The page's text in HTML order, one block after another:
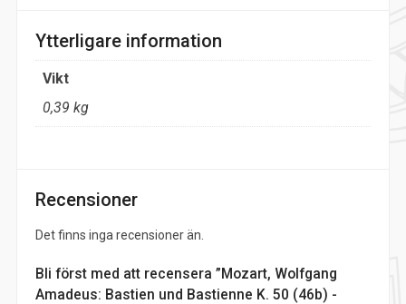
Ytterligare information
Vikt
0,39 kg
Recensioner
Det finns inga recensioner än.
Bli först med att recensera ”Mozart, Wolfgang
Amadeus: Bastien und Bastienne K. 50 (46b) -